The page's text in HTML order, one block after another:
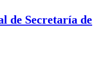
de Secretaría de